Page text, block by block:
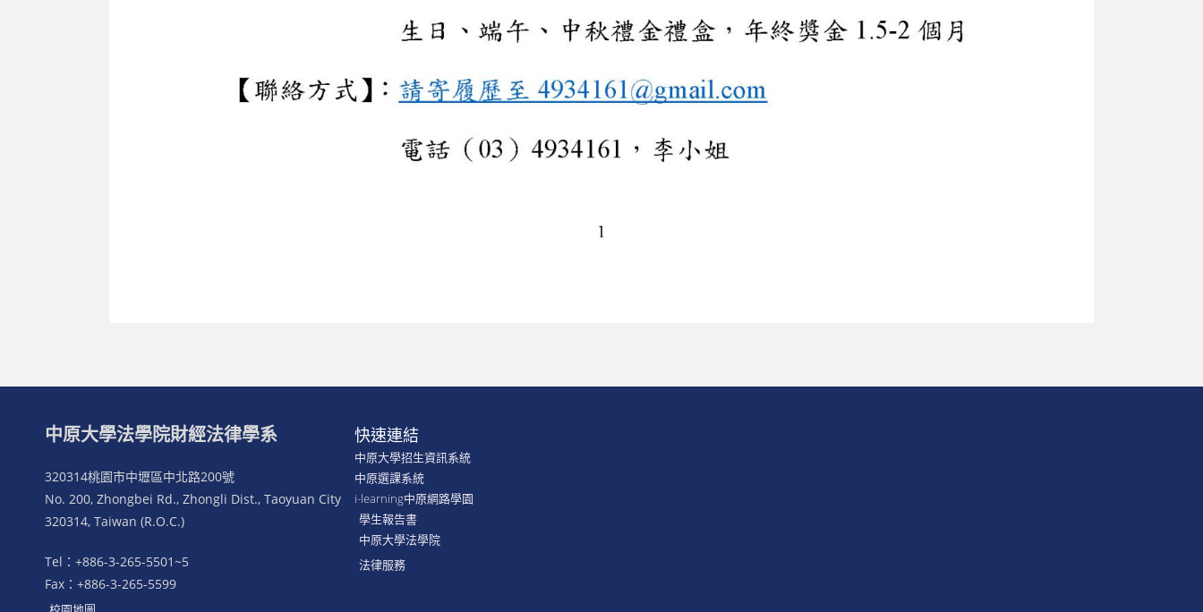
中原大學法學院財經法律學系
320314桃園市中壢區中北路200號
No. 200, Zhongbei Rd., Zhongli Dist., Taoyuan City
320314, Taiwan (R.O.C.)
Tel：+886-3-265-5501~5
Fax：+886-3-265-5599
快速連結
中原大學招生資訊系統
中原選課系統
i-learning中原網路學園
學生報告書
中原大學法學院
法律服務